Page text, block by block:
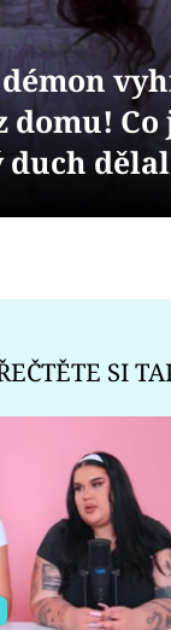
domu!
duch
SI